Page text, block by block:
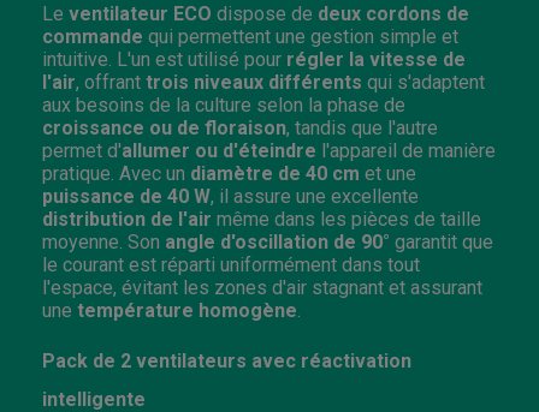
Le ventilateur ECO dispose de deux cordons de
commande qui permettent une gestion simple et
intuitive. L'un est utilisé pour régler la vitesse de
l'air, offrant trois niveaux différents qui s'adaptent
aux besoins de la culture selon la phase de
croissance ou de floraison, tandis que l'autre
permet d'allumer ou d'éteindre l'appareil de manière
pratique. Avec un diamètre de 40 cm et une
puissance de 40 W, il assure une excellente
distribution de l'air même dans les pièces de taille
moyenne. Son angle d'oscillation de 90° garantit que
le courant est réparti uniformément dans tout
l'espace, évitant les zones d'air stagnant et assurant
une température homogène
Pack de 2 ventilateurs avec réactivation
intelligente